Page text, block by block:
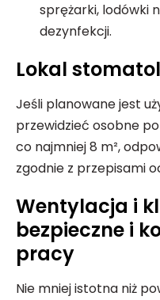
sprężarki, lodówki
dezynfekcji.
Lokal
Jeśli planowane jest
przewidzieć osobne
co najmniej 8 m²,
zgodnie z przepisami
Wentylacja i
bezpieczne i
pracy
Nie mniej istotna niż